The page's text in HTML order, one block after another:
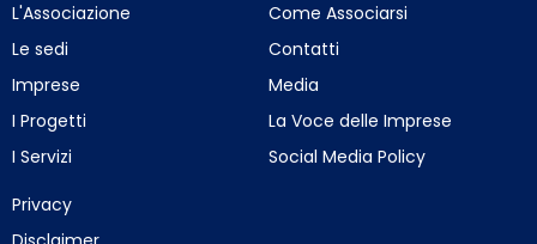
L'Associazione
Le sedi
Imprese
I Progetti
I Servizi
Come Associarsi
Contatti
Media
La Voce delle Imprese
Social Media Policy
Privacy